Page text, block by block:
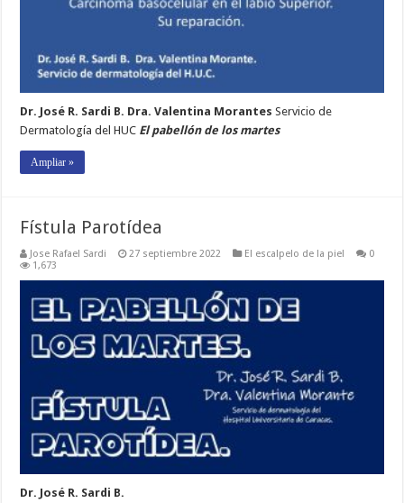
Dr. José R. Sardi B. Dra. Valentina MorantesServicio de
Dermatología del HUC El pabellón de los martes
Ampliar »
Fístula Parotídea
Jose Rafael Sardi 27 septiembre 2022 El escalpelo de la piel
0
1,673
Dr. José R. Sardi B.